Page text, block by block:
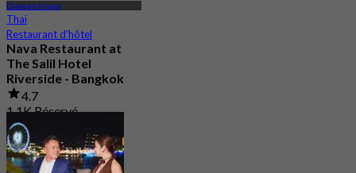
Charoen Krung
Thaï
Restaurant d'hôtel
Nava Restaurant at
The Salil Hotel
Riverside - Bangkok
4.7
1.1K Réservé
De฿ 706